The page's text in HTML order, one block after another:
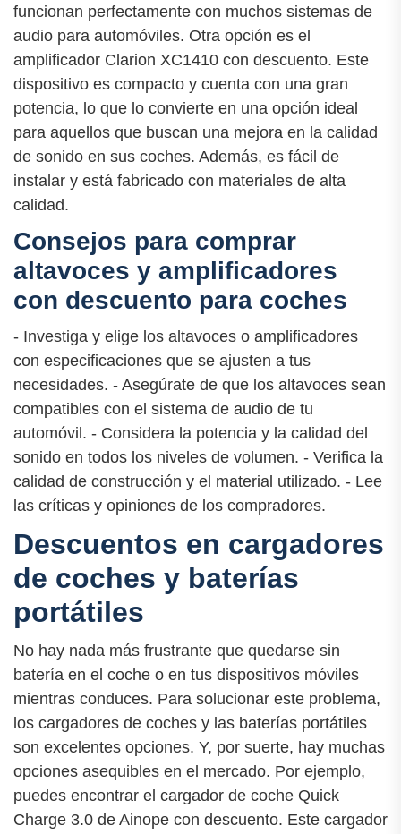
funcionan perfectamente con muchos sistemas de
audio para automóviles. Otra opción es el
amplificador Clarion XC1410 con descuento. Este
dispositivo es compacto y cuenta con una gran
potencia, lo que lo convierte en una opción ideal
para aquellos que buscan una mejora en la calidad
de sonido en sus coches. Además, es fácil de
instalar y está fabricado con materiales de alta
calidad.
Consejos para comprar
altavoces y amplificadores
con descuento para coches
- Investiga y elige los altavoces o amplificadores
con especificaciones que se ajusten a tus
necesidades. - Asegúrate de que los altavoces sean
compatibles con el sistema de audio de tu
automóvil. - Considera la potencia y la calidad del
sonido en todos los niveles de volumen. - Verifica la
calidad de construcción y el material utilizado. - Lee
las críticas y opiniones de los compradores.
Descuentos en cargadores
de coches y baterías
portátiles
No hay nada más frustrante que quedarse sin
batería en el coche o en tus dispositivos móviles
mientras conduces. Para solucionar este problema,
los cargadores de coches y las baterías portátiles
son excelentes opciones. Y, por suerte, hay muchas
opciones asequibles en el mercado. Por ejemplo,
puedes encontrar el cargador de coche Quick
Charge 3.0 de Ainope con descuento. Este cargador